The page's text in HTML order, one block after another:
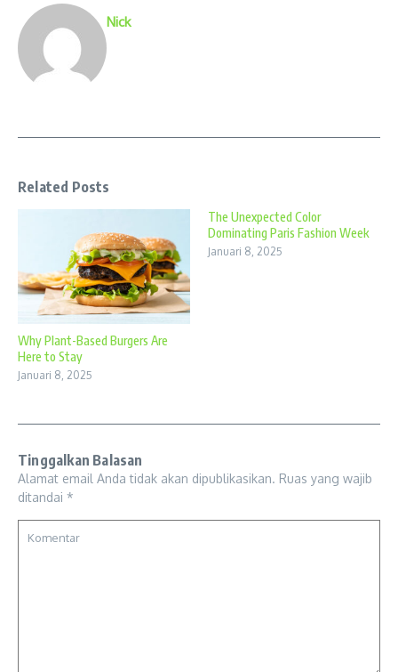
Nick
Related Posts
Why Plant-Based Burgers Are
Here to Stay
Januari 8, 2025
The Unexpected Color
Dominating Paris Fashion Week
Januari 8, 2025
Tinggalkan Balasan
Alamat email Anda tidak akan dipublikasikan. Ruas yang wajib
ditandai *